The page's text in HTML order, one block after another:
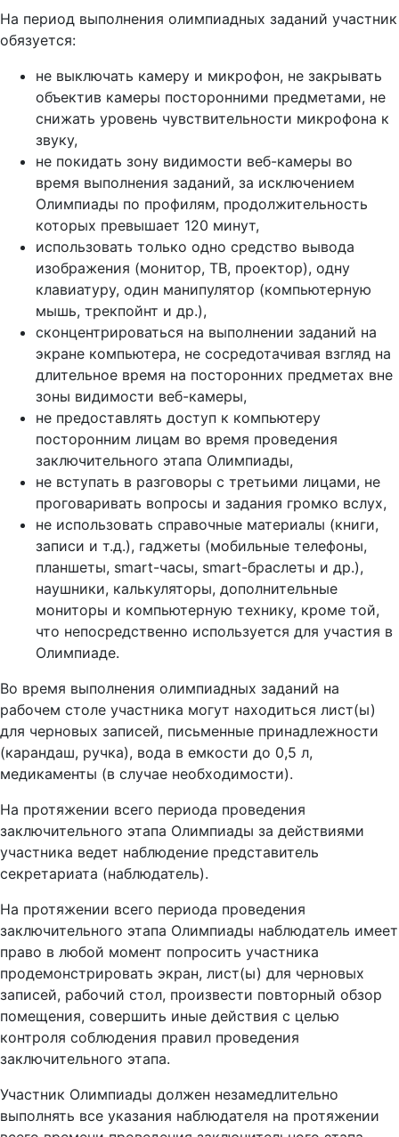
На период выполнения олимпиадных заданий участник
обязуется:
не выключать камеру и микрофон, не закрывать
объектив камеры посторонними предметами, не
снижать уровень чувствительности микрофона к
звуку,
не покидать зону видимости веб-камеры во
время выполнения заданий, за исключением
Олимпиады по профилям, продолжительность
которых превышает 120 минут,
использовать только одно средство вывода
изображения (монитор, ТВ, проектор), одну
клавиатуру, один манипулятор (компьютерную
мышь, трекпойнт и др.),
сконцентрироваться на выполнении заданий на
экране компьютера, не сосредотачивая взгляд на
длительное время на посторонних предметах вне
зоны видимости веб-камеры,
не предоставлять доступ к компьютеру
посторонним лицам во время проведения
заключительного этапа Олимпиады,
не вступать в разговоры с третьими лицами, не
проговаривать вопросы и задания громко вслух,
не использовать справочные материалы (книги,
записи и т.д.), гаджеты (мобильные телефоны,
планшеты, smart-часы, smart-браслеты и др.),
наушники, калькуляторы, дополнительные
мониторы и компьютерную технику, кроме той,
что непосредственно используется для участия в
Олимпиаде.
Во время выполнения олимпиадных заданий на
рабочем столе участника могут находиться лист(ы)
для черновых записей, письменные принадлежности
(карандаш, ручка), вода в емкости до 0,5 л,
медикаменты (в случае необходимости).
На протяжении всего периода проведения
заключительного этапа Олимпиады за действиями
участника ведет наблюдение представитель
секретариата (наблюдатель).
На протяжении всего периода проведения
заключительного этапа Олимпиады наблюдатель имеет
право в любой момент попросить участника
продемонстрировать экран, лист(ы) для черновых
записей, рабочий стол, произвести повторный обзор
помещения, совершить иные действия с целью
контроля соблюдения правил проведения
заключительного этапа.
Участник Олимпиады должен незамедлительно
выполнять все указания наблюдателя на протяжении